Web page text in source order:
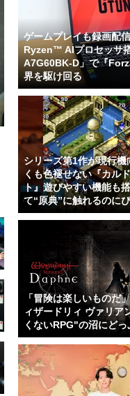
ゲームプレイも録画配
Ryzen™ AIプロセッサ
A7G60BK-D」で『
界を駆け回る
シリーズ第1作が現行
くも色褪せない『カル
ト』遊びやすい機能も
て“原典”に触れるのに
「冒険は楽しいものだ
ィザードリィ ヴァリア
くないRPG"の沼にど